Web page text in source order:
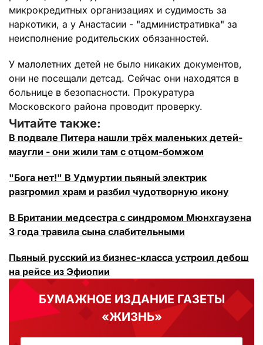
микрокредитных организациях и судимость за
наркотики, а у Анастасии - "административка" за
неисполнение родительских обязанностей.
У малолетних детей не было никаких документов,
они не посещали детсад. Сейчас они находятся в
больнице в безопасности. Прокуратура
Московского района проводит проверку.
Читайте также:
В подвале Питера нашли трёх маленьких детей-
маугли - они жили там с отцом-бомжом
"Бога нет!" В Удмуртии пьяный электрик
разгромил храм и разбил чудотворную икону
В Британии медсестра с синдромом Мюнхгаузена
3 года травила сына слабительными
Пьяный русский из бизнес-класса устроил дебош
на рейсе из Эфиопии
БУМАЖНОЕ ИЗДАНИЕ ГАЗЕТЫ
«ЖИЗНЬ»